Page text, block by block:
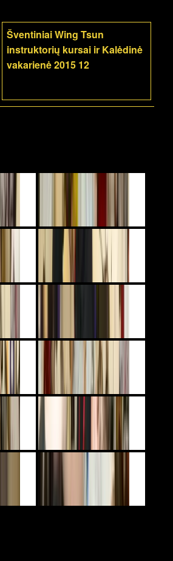
Šventiniai Wing Tsun
instruktorių kursai ir Kalėdinė
vakarienė 2015 12